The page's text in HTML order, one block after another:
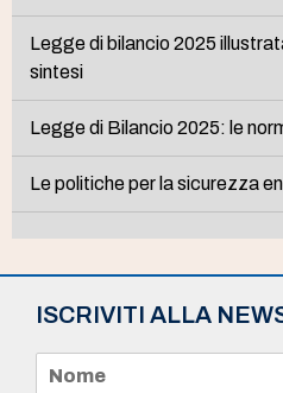
Legge di bilancio 2025
sintesi
Legge di Bilancio 2025: le
Le politiche per la sicurezza
ISCRIVITI ALLA